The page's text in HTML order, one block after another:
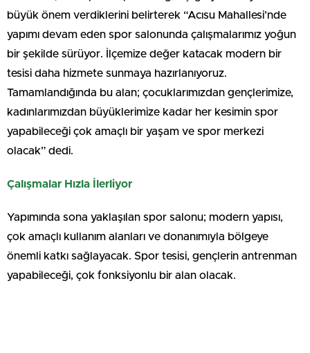
büyük önem verdiklerini belirterek “Acısu Mahallesi’nde
yapımı devam eden spor salonunda çalışmalarımız yoğun
bir şekilde sürüyor. İlçemize değer katacak modern bir
tesisi daha hizmete sunmaya hazırlanıyoruz.
Tamamlandığında bu alan; çocuklarımızdan gençlerimize,
kadınlarımızdan büyüklerimize kadar her kesimin spor
yapabileceği çok amaçlı bir yaşam ve spor merkezi
olacak” dedi.
Çalışmalar Hızla İlerliyor
Yapımında sona yaklaşılan spor salonu; modern yapısı,
çok amaçlı kullanım alanları ve donanımıyla bölgeye
önemli katkı sağlayacak. Spor tesisi, gençlerin antrenman
yapabileceği, çok fonksiyonlu bir alan olacak.